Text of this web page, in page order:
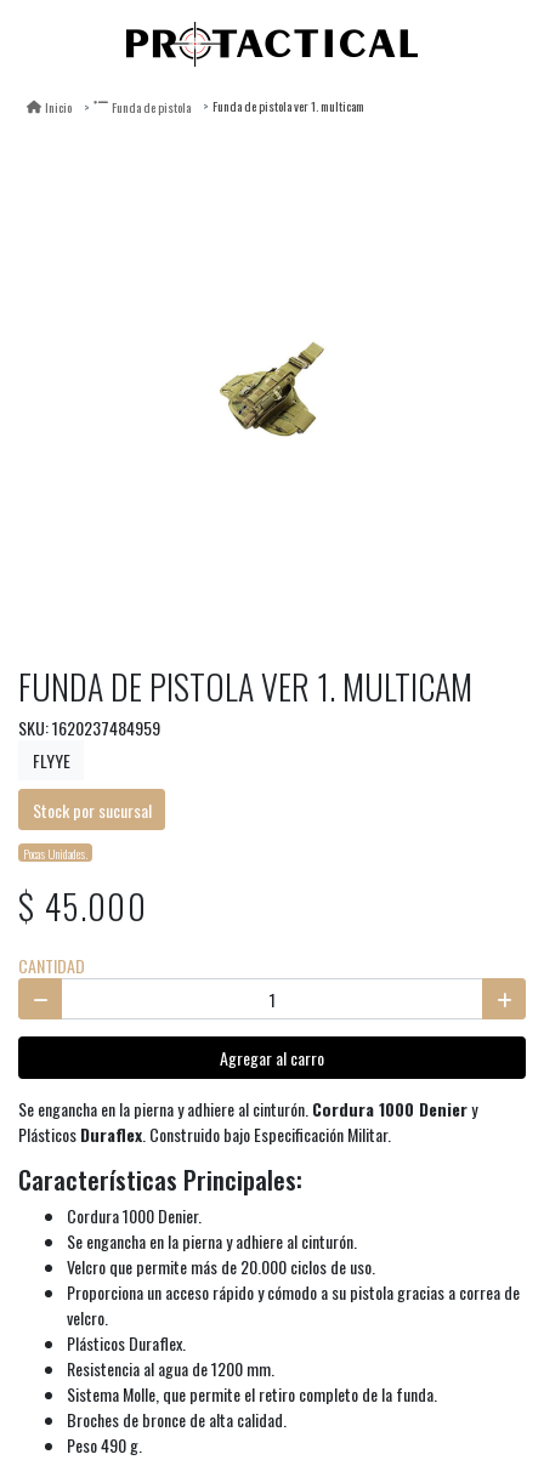
Inicio Funda de pistola Funda de pistola ver 1. multicam
FUNDA DE PISTOLA VER 1. MULTICAM
SKU: 1620237484959
FLYYE
Stock por sucursal
Pocas Unidades.
$ 45.000
CANTIDAD
Agregar al carro
Se engancha en la pierna y adhiere al cinturón.Cordura 1000 Deniery
PlásticosDuraflex. Construido bajo Especificación Militar.
Características Principales:
Cordura 1000 Denier.
Se engancha en la pierna y adhiere al cinturón.
Velcro que permite más de 20.000 ciclos de uso.
Proporciona un acceso rápido y cómodo a su pistola gracias a correa de
velcro.
Plásticos Duraflex.
Resistencia al agua de 1200 mm.
Sistema Molle, que permite el retiro completo de la funda.
Broches de bronce de alta calidad.
Peso 490 g.